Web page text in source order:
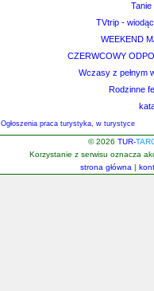
TVtrip -
WEEKEND
CZERWCOWY
Wczasy z pełnym
Rodzinne
Ogłoszenia praca turystyka, w turystyce
© 2026 TUR-
Korzystanie z serwisu oznacza
strona główna |